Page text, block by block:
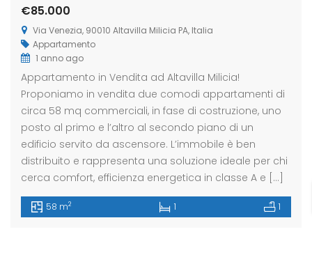
€85.000
Via Venezia, 90010 Altavilla Milicia PA, Italia
Appartamento
1 anno ago
Appartamento in Vendita ad Altavilla Milicia!
Proponiamo in vendita due comodi appartamenti di
circa 58 mq commerciali, in fase di costruzione, uno
posto al primo e l’altro al secondo piano di un
edificio servito da ascensore. L’immobile è ben
distribuito e rappresenta una soluzione ideale per chi
cerca comfort, efficienza energetica in classe A e […]
58 m2 1 1
: Terreno
Valle Corvo
Corvo, Discesa Mirio, 19, 90014 Casteldaccia PA, Italia
€13.000
Str. Grifeo, 90014 Casteldaccia PA, Italia